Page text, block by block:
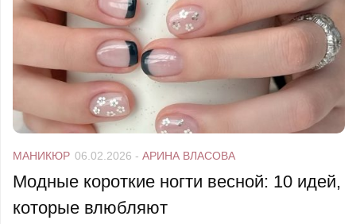
МАНИКЮР 06.02.2026 - АРИНА ВЛАСОВА
Модные короткие ногти весной: 10 идей,
которые влюбляют